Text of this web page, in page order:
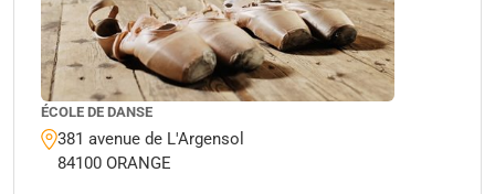
ÉCOLE DE DANSE
381 avenue de L'Argensol
84100 ORANGE